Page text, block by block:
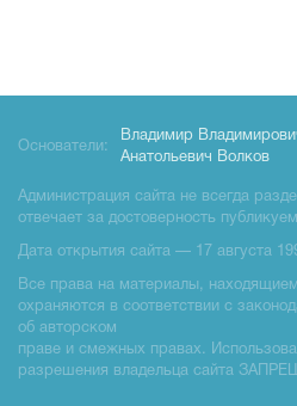
Основатели:
Владимир
Анатольевич Волков
Администрация сайта не всегда
отвечает за достоверность
Дата открытия сайта — 17 августа
Все права на материалы,
охраняются в соответствии с
об авторском
праве и смежных правах.
разрешения владельца сайта